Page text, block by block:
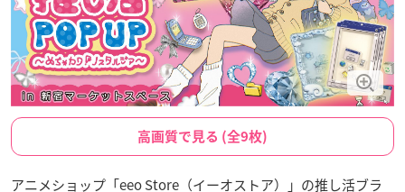
高画質で見る (全9枚)
アニメショップ「eeo Store（イーオストア）」の推し活ブラ